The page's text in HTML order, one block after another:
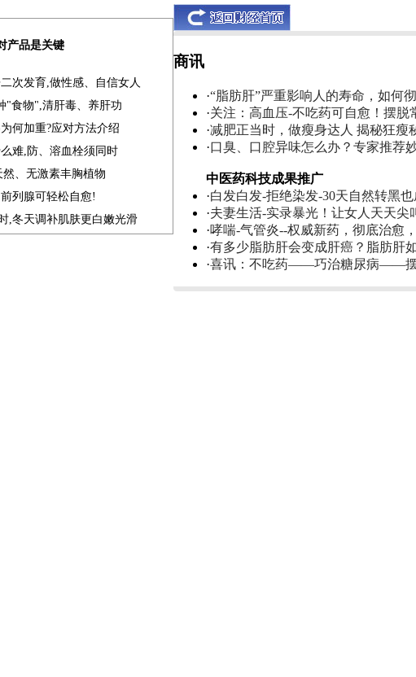
产品是关键
次发育,做性感、自信女人
"食物",清肝毒、养肝功
何加重?应对方法介绍
难,防、溶血栓须同时
、无激素丰胸植物
列腺可轻松自愈!
,冬天调补肌肤更白嫩光滑
商讯
·“脂肪肝”严重影响人的寿命，如何
·关注：高血压-不吃药可自愈！摆脱
·减肥正当时，做瘦身达人 揭秘狂瘦
·口臭、口腔异味怎么办？专家推荐
中医药科技成果推广
·白发白发-拒绝染发-30天自然转黑也
·夫妻生活-实录暴光！让女人天天尖
·哮喘-气管炎--权威新药，彻底治愈
·有多少脂肪肝会变成肝癌？脂肪肝
·喜讯：不吃药——巧治糖尿病——摆